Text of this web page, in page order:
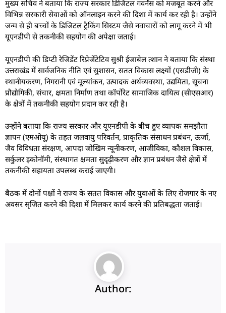
मुख्य सचिव ने बताया कि राज्य सरकार डिजिटल गवर्नेंस को मजबूत करने और
विभिन्न सरकारी सेवाओं को ऑनलाइन करने की दिशा में कार्य कर रही है। उन्होंने
जन्म से ही बच्चों के डिजिटल ट्रैकिंग सिस्टम जैसे नवाचारों को लागू करने में भी
यूएनडीपी से तकनीकी सहयोग की अपेक्षा जताई।
यूएनडीपी की डिप्टी रेजिडेंट रिप्रेजेंटेटिव सुश्री ईजाबेल त्शान ने बताया कि संस्था
उत्तराखंड में सार्वजनिक नीति एवं सुशासन, सतत विकास लक्ष्यों (एसडीजी) के
स्थानीयकरण, निगरानी एवं मूल्यांकन, उत्पादक अर्थव्यवस्था, उद्यमिता, सूचना
प्रौद्योगिकी, संचार, क्षमता निर्माण तथा कॉर्पोरेट सामाजिक दायित्व (सीएसआर)
के क्षेत्रों में तकनीकी सहयोग प्रदान कर रही है।
उन्होंने बताया कि राज्य सरकार और यूएनडीपी के बीच हुए व्यापक समझौता
ज्ञापन (एमओयू) के तहत जलवायु परिवर्तन, प्राकृतिक संसाधन प्रबंधन, ऊर्जा,
जैव विविधता संरक्षण, आपदा जोखिम न्यूनीकरण, आजीविका, कौशल विकास,
सर्कुलर इकोनॉमी, संस्थागत क्षमता सुदृढ़ीकरण और ज्ञान प्रबंधन जैसे क्षेत्रों में
तकनीकी सहायता उपलब्ध कराई जाएगी।
बैठक में दोनों पक्षों ने राज्य के सतत विकास और युवाओं के लिए रोजगार के नए
अवसर सृजित करने की दिशा में मिलकर कार्य करने की प्रतिबद्धता जताई।
Author: